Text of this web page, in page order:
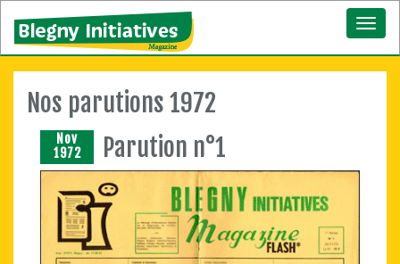
Nos parutions 1972
Nov
1972
Parution n°1